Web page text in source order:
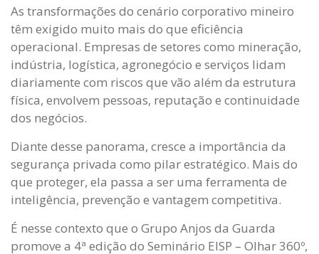
As transformações do cenário corporativo mineiro
têm exigido muito mais do que eficiência
operacional. Empresas de setores como mineração,
indústria, logística, agronegócio e serviços lidam
diariamente com riscos que vão além da estrutura
física, envolvem pessoas, reputação e continuidade
dos negócios.
Diante desse panorama, cresce a importância da
segurança privada como pilar estratégico. Mais do
que proteger, ela passa a ser uma ferramenta de
inteligência, prevenção e vantagem competitiva.
É nesse contexto que o Grupo Anjos da Guarda
promove a 4ª edição do Seminário EISP – Olhar 360º,